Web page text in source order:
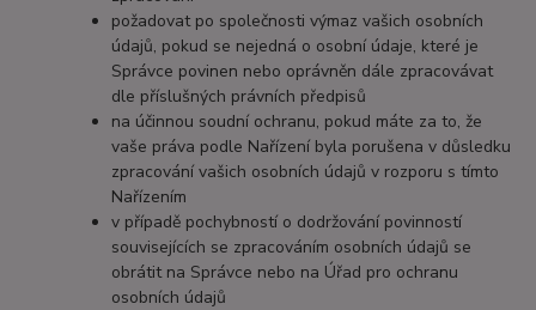
požadovat po společnosti výmaz vašich osobních
údajů, pokud se nejedná o osobní údaje, které je
Správce povinen nebo oprávněn dále zpracovávat
dle příslušných právních předpisů
na účinnou soudní ochranu, pokud máte za to, že
vaše práva podle Nařízení byla porušena v důsledku
zpracování vašich osobních údajů v rozporu s tímto
Nařízením
v případě pochybností o dodržování povinností
souvisejících se zpracováním osobních údajů se
obrátit na Správce nebo na Úřad pro ochranu
osobních údajů